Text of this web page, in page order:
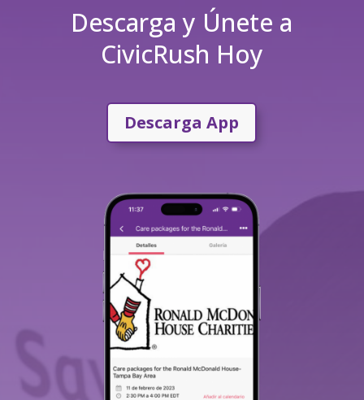
Descarga y Únete a
CivicRush Hoy
Descarga App